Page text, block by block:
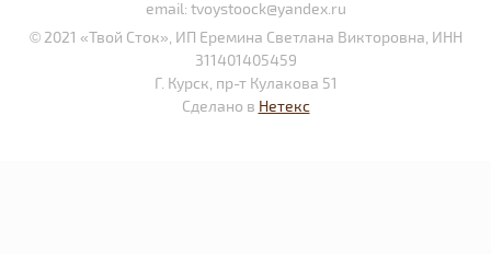
email: tvoystoock@yandex.ru
© 2021 «Твой Сток», ИП Еремина Светлана Викторовна, ИНН
311401405459
Г. Курск, пр-т Кулакова 51
Сделано в Нетекс